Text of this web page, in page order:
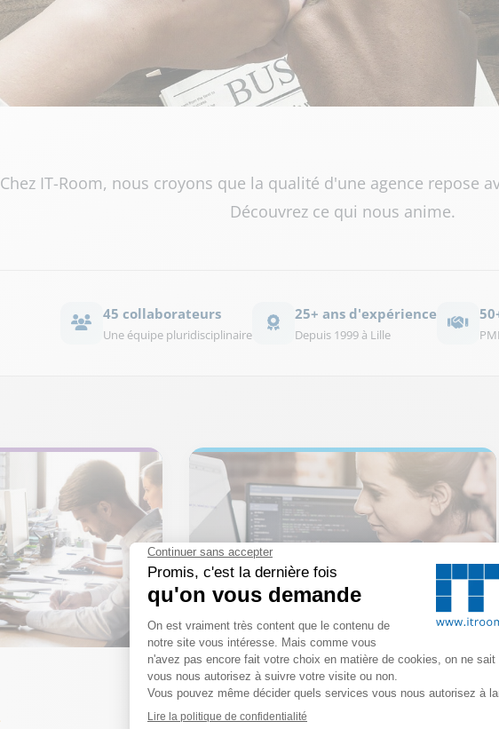
Chez IT-Room, nous croyons que la qualité d'une agence repose
Découvrez ce qui nous anime.
45 collaborateurs
Une équipe pluridisciplinaire
25+ ans d'expérience
Depuis 1999 à Lille
nos valeurs
EN SAVOIR PLUS